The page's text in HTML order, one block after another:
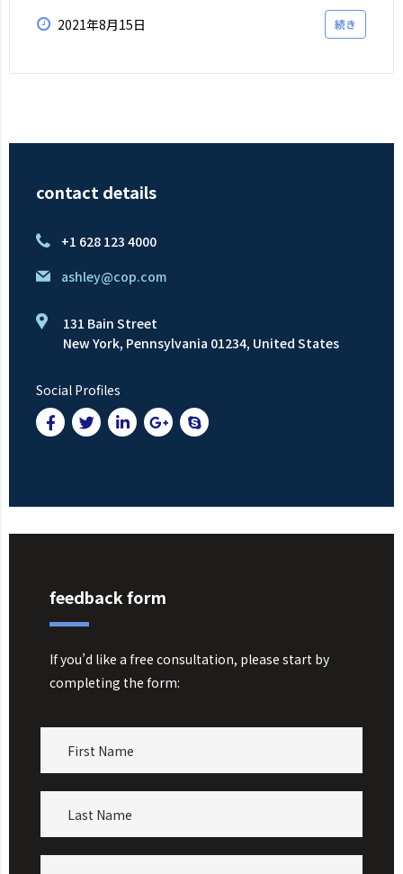
2021年8月15日 続き
contact details
+1 628 123 4000
ashley@cop.com
131 Bain Street
New York, Pennsylvania 01234, United States
Social Profiles
feedback form
If you’d like a free consultation, please start by
completing the form: